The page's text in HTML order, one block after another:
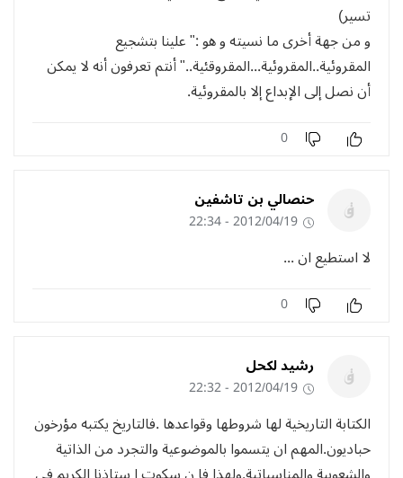
تسير)
و من جهة أخرى ما نسيته و هو :" علينا بتشجيع
المقروئية..المقروئية...المقروقئية.." أنتم تعرفون أنه لا يمكن
أن نصل إلى الإبداع إلا بالمقروئية.
0
حنصالي بن تاشفين
2012/04/19 - 22:34
لا استطيع ان ...
0
رشيد لكحل
2012/04/19 - 22:32
الكتابة التاريخية لها شروطها وقواعدها .فالتاريخ يكتبه مؤرخون
حباديون.المهم ان يتسموا بالموضوعية والتجرد من الذاتية